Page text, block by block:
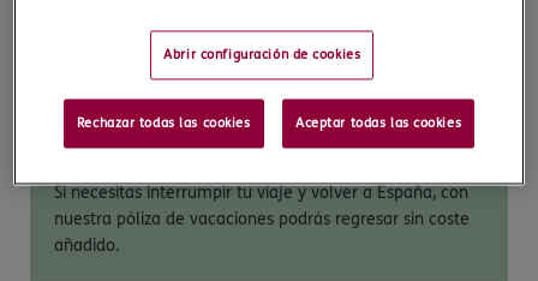
Repatriación ILIMITADA
Si necesitas interrumpir tu viaje y volver a España, con
nuestra póliza de vacaciones podrás regresar sin coste
añadido.
Abrir configuración de cookies
Rechazar todas las cookies Aceptar todas las cookies